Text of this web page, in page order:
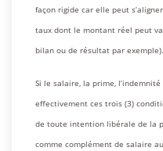
façon rigide car elle peut
taux dont le montant réel peut
bilan ou de résultat par exemple).
Si le salaire, la prime,
effectivement ces trois (3)
de toute intention libérale de la
comme complément de salaire